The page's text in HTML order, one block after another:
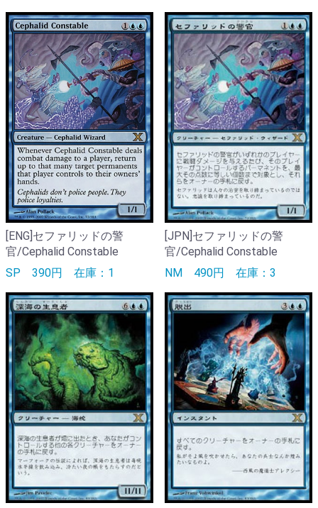
[ENG]セファリッドの警
官/Cephalid Constable
SP 390円 在庫：1
[JPN]セファリッドの警
官/Cephalid Constable
NM 490円 在庫：3